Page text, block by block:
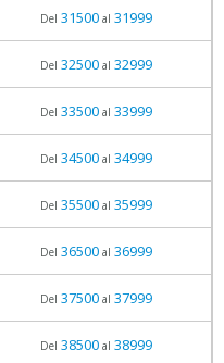
Del 31500al 31999
Del 32500al 32999
Del 33500al 33999
Del 34500al 34999
Del 35500al 35999
Del 36500al 36999
Del 37500al 37999
Del 38500al 38999